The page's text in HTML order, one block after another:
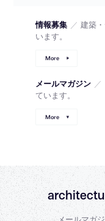
情報募集 ／ 建築
います。
More
メールマガジン ／
ています。
More